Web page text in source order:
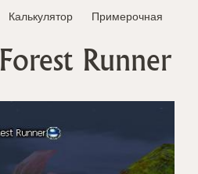
Калькулятор Примерочная
Forest Runner